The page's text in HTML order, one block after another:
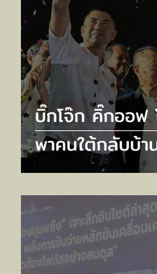
บิ๊กโจ๊ก คิ๊กออฟ
พาคนใต้กลับบ้
เที่ยวบินและบัส
รองรับเกือบ
เปิดลงทะเบียน
พฤศจิกายนนี้